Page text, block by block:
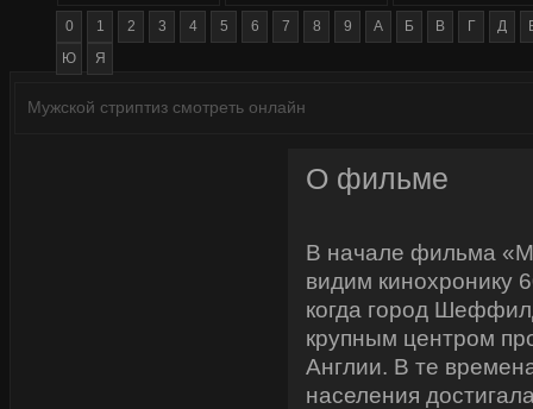
Мужской стриптиз смотреть онлайн
О фильме
В начале фильма
видим кинохронику
когда город
крупным центром
Англии. В те
населения
0 1 2 3 4 5 6 7 8 9 А Б В Г Д
Ю
Я